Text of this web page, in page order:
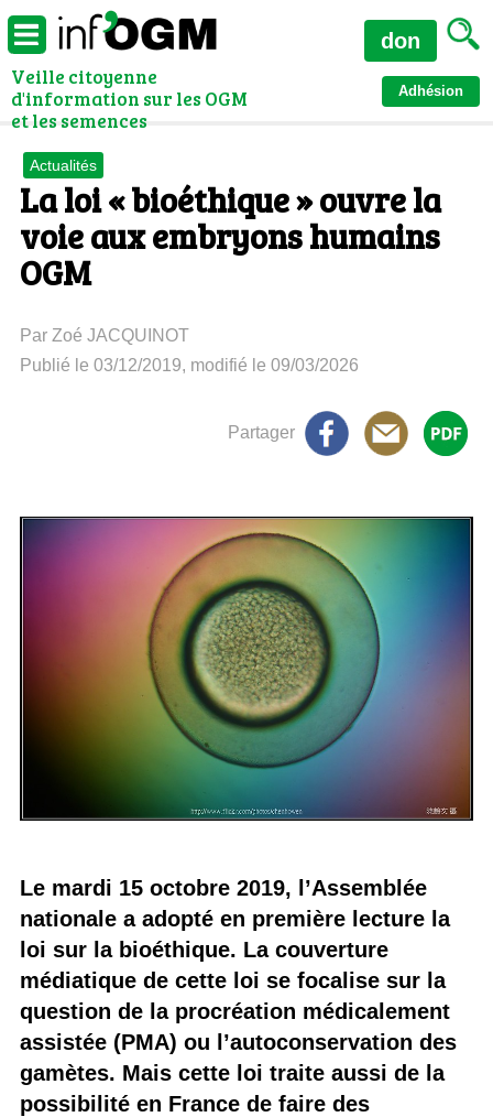
Veille citoyenne
d'information sur les OGM
et les semences
Adhésion
don
Actualités
La loi « bioéthique » ouvre la
voie aux embryons humains
OGM
Par Zoé JACQUINOT
Publié le 03/12/2019, modifié le 09/03/2026
Partager
Le mardi 15 octobre 2019, l’Assemblée
nationale a adopté en première lecture la
loi sur la bioéthique. La couverture
médiatique de cette loi se focalise sur la
question de la procréation médicalement
assistée (PMA) ou l’autoconservation des
gamètes. Mais cette loi traite aussi de la
possibilité en France de faire des